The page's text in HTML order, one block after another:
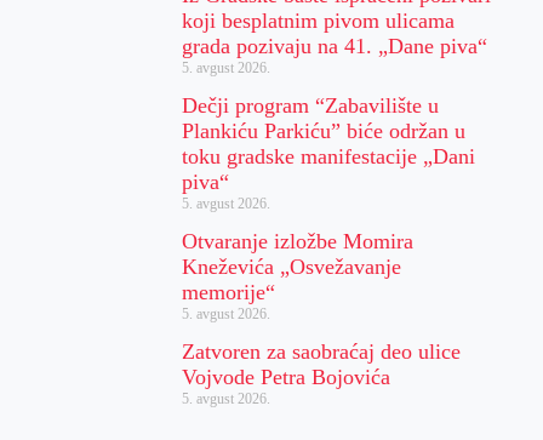
koji besplatnim pivom ulicama
grada pozivaju na 41. „Dane piva“
5. avgust 2026.
Dečji program “Zabavilište u
Plankiću Parkiću” biće održan u
toku gradske manifestacije „Dani
piva“
5. avgust 2026.
Otvaranje izložbe Momira
Kneževića „Osvežavanje
memorije“
5. avgust 2026.
Zatvoren za saobraćaj deo ulice
Vojvode Petra Bojovića
5. avgust 2026.